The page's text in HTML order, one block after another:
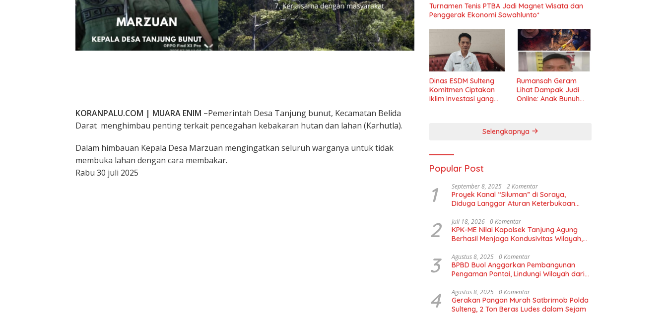
KORANPALU.COM | MUARA ENIM –Pemerintah Desa Tanjung bunut, Kecamatan Belida
Darat menghimbau penting terkait pencegahan kebakaran hutan dan lahan (Karhutla).
Dalam himbauan Kepala Desa Marzuan mengingatkan seluruh warganya untuk tidak
membuka lahan dengan cara membakar.
Rabu 30 juli 2025
Turnamen Tenis PTBA Jadi Magnet Wisata dan
Penggerak Ekonomi Sawahlunto*
Dinas ESDM Sulteng
Komitmen Ciptakan
Iklim Investasi yang
Rumansah Geram
Lihat Dampak Judi
Online: Anak Bunuh
Selengkapnya
Popular Post
1 September 8, 2025 2 Komentar
Proyek Kanal “Siluman” di Soraya,
Diduga Langgar Aturan Keterbukaan
2 Juli 18, 2026 0 Komentar
KPK-ME Nilai Kapolsek Tanjung Agung
Berhasil Menjaga Kondusivitas Wilayah,
Langsung
3 Agustus 8, 2025 0 Komentar
BPBD Buol Anggarkan Pembangunan
Pengaman Pantai, Lindungi Wilayah dari
4 Agustus 8, 2025 0 Komentar
Gerakan Pangan Murah Satbrimob Polda
Sulteng, 2 Ton Beras Ludes dalam Sejam